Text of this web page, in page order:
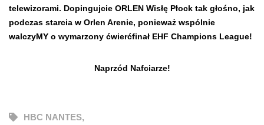
telewizorami. Dopingujcie ORLEN Wisłę Płock tak głośno, jak
podczas starcia w Orlen Arenie, ponieważ wspólnie
walczyMY o wymarzony ćwierćfinał EHF Champions League!
Naprzód Nafciarze!
HBC NANTES,